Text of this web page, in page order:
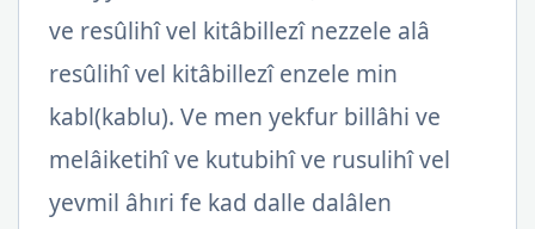
ve resûlihî vel kitâbillezî nezzele alâ
resûlihî vel kitâbillezî enzele min
kabl(kablu). Ve men yekfur billâhi ve
melâiketihî ve kutubihî ve rusulihî vel
yevmil âhıri fe kad dalle dalâlen